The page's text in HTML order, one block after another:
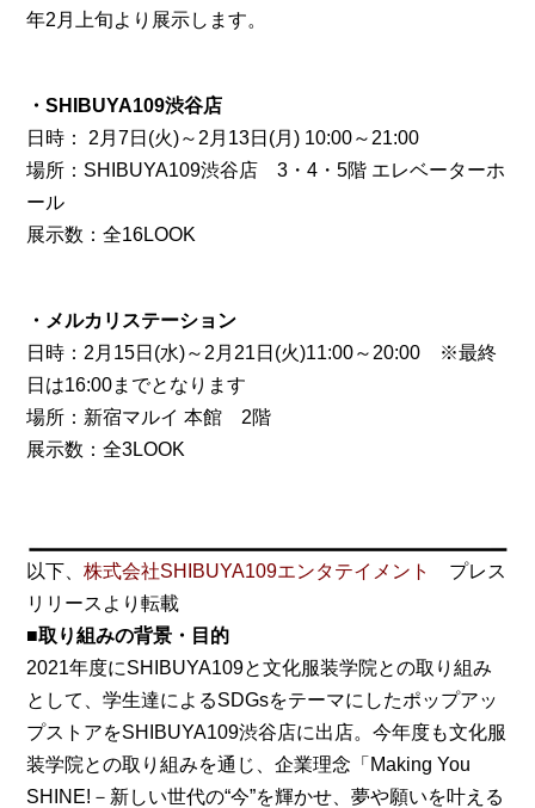
年2月上旬より展示します。
・SHIBUYA109渋谷店
日時： 2月7日(火)～2月13日(月) 10:00～21:00
場所：SHIBUYA109渋谷店 3・4・5階 エレベーターホ
ール
展示数：全16LOOK
・メルカリステーション
日時：2月15日(水)～2月21日(火)11:00～20:00 ※最終
日は16:00までとなります
場所：新宿マルイ 本館 2階
展示数：全3LOOK
以下、株式会社SHIBUYA109エンタテイメント
プレス
リリースより転載
■取り組みの背景・目的
2021年度にSHIBUYA109と文化服装学院との取り組み
として、学生達によるSDGsをテーマにしたポップアッ
プストアをSHIBUYA109渋谷店に出店。今年度も文化服
装学院との取り組みを通じ、企業理念「Making You
SHINE!－新しい世代の“今”を輝かせ、夢や願いを叶える